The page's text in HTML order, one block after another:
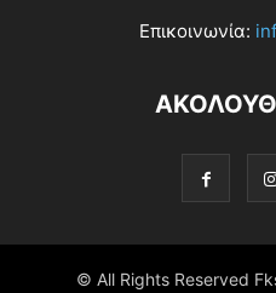
Επικοινωνία:
© All Rights Reserved